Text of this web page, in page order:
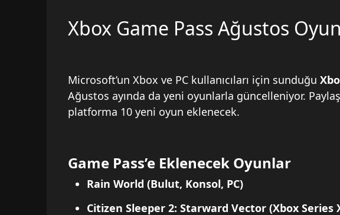
Xbox Game Pass Ağustos
Microsoft’un Xbox ve PC kullanıcıları için sunduğu
Ağustos ayında da yeni oyunlarla güncelleniyor.
platforma 10 yeni oyun eklenecek.
Game Pass’e Eklenecek Oyunlar
Rain World (Bulut, Konsol, PC)
Citizen Sleeper 2: Starward Vector (Xbox Series